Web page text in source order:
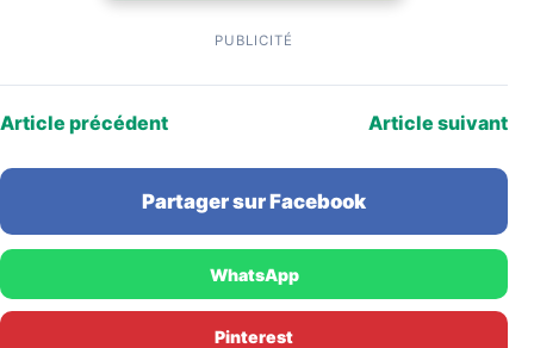
PUBLICITÉ
Article précédent Article suivant
Partager sur Facebook
WhatsApp
Pinterest